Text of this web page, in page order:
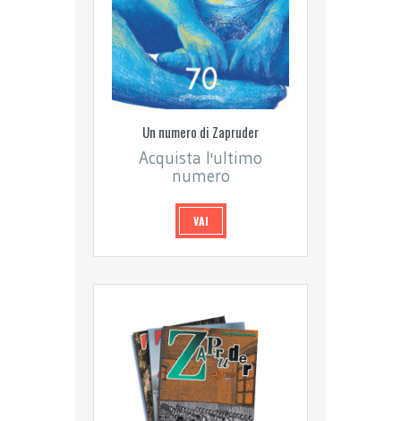
Un numero di Zapruder
Acquista l'ultimo
numero
VAI